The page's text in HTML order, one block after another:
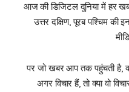
आज की डिजिटल दुनिया में हर
उत्तर दक्षिण, पूरब पश्चिम की
पर जो खबर आप तक पहुंचती है,
अगर विचार हैं, तो क्या वो